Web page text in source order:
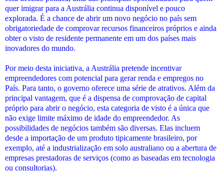
quer imigrar para a Austrália continua disponível e pouco
explorada. É a chance de abrir um novo negócio no país sem
obrigatoriedade de comprovar recursos financeiros próprios e ainda
obter o visto de residente permanente em um dos países mais
inovadores do mundo.
Por meio desta iniciativa, a Austrália pretende incentivar
empreendedores com potencial para gerar renda e empregos no
País. Para tanto, o governo oferece uma série de atrativos. Além da
principal vantagem, que é a dispensa de comprovação de capital
próprio para abrir o negócio, esta categoria de visto é a única que
não exige limite máximo de idade do empreendedor. As
possibilidades de negócios também são diversas. Elas incluem
desde a importação de um produto tipicamente brasileiro, por
exemplo, até a industrialização em solo australiano ou a abertura de
empresas prestadoras de serviços (como as baseadas em tecnologia
ou consultorias).